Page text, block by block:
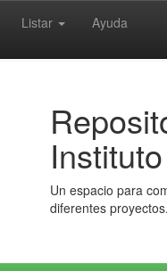
Listar Ayuda
Un espacio para
diferentes proyectos.